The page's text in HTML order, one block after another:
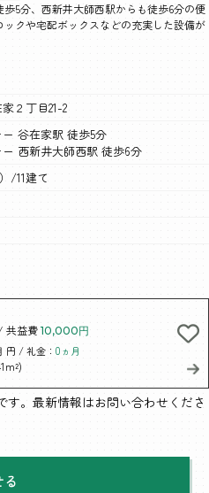
5分、西新井大師西駅からも徒歩6分の便
クや宅配ボックスなどの充実した設備が
２丁目21-2
谷在家駅 徒歩5分
西新井大師西駅 徒歩6分
/11建て
共益費 10,000円
円 / 礼金：0ヵ月
。最新情報はお問い合わせくださ